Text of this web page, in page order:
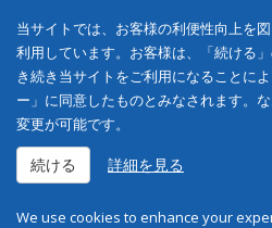
当サイトでは、お客様の利便性向上を
利用しています。お客様は、「続ける
き続き当サイトをご利用になることに
ー」に同意したものとみなされます。
変更が可能です。
続ける 詳細を見る
We use cookies to enhance your